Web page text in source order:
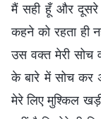
मैं सही हूँ और दूसरे
कहने को रहता ही
उस वक्त मेरी सोच
के बारे में सोच कर
मेरे लिए मुश्किल